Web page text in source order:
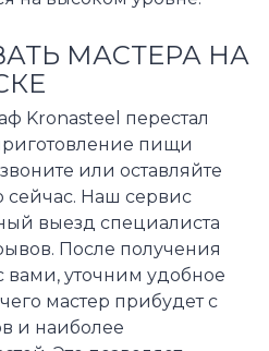
МАСТЕРА НА
Kronasteel перестал
пищи
или оставляйте
сейчас. Наш сервис
выезд специалиста
После получения
уточним удобное
мастер прибудет с
и наиболее